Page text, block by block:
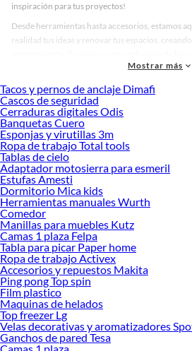
inspiración para tus proyectos!
Desde herramientas hasta accesorios, estamos
realidad tus ideas y renovar tus espacios,
accesorios de calidad que te ayudarán a crear un
Desde remodelaciones hasta proyectos de
tus ideas realidad. ¡Visítanos y encuentra todo lo
Licuadoras!
Explora la variedad de productos de
Herramientas, materiales y accesorios de calidad
renovación de espacios. ¡Visítanos y descubre
ofrecerte!
Encuentra una amplia variedad de productos de
Encuentra todo lo necesario para tus proyectos
¡Visítanos y haz tus ideas realidad!
Mostrar más
Tacos y pernos de anclaje Dimafi
Cascos de seguridad
Cerraduras digitales Odis
Banquetas Cuero
Esponjas y virutillas 3m
Ropa de trabajo Total tools
Tablas de cielo
Adaptador motosierra para esmeril
Estufas Amesti
Dormitorio Mica kids
Herramientas manuales Wurth
Comedor
Manillas para muebles Kutz
Camas 1 plaza Felpa
Tabla para picar Paper home
Ropa de trabajo Activex
Accesorios y repuestos Makita
Ping pong Top spin
Film plastico
Maquinas de helados
Top freezer Lg
Velas decorativas y aromatizadores
Ganchos de pared Tesa